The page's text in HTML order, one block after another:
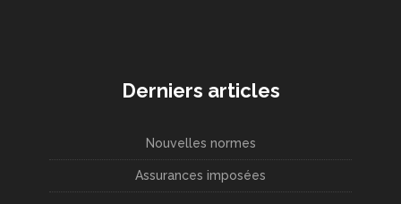
Derniers articles
Nouvelles normes
Assurances imposées